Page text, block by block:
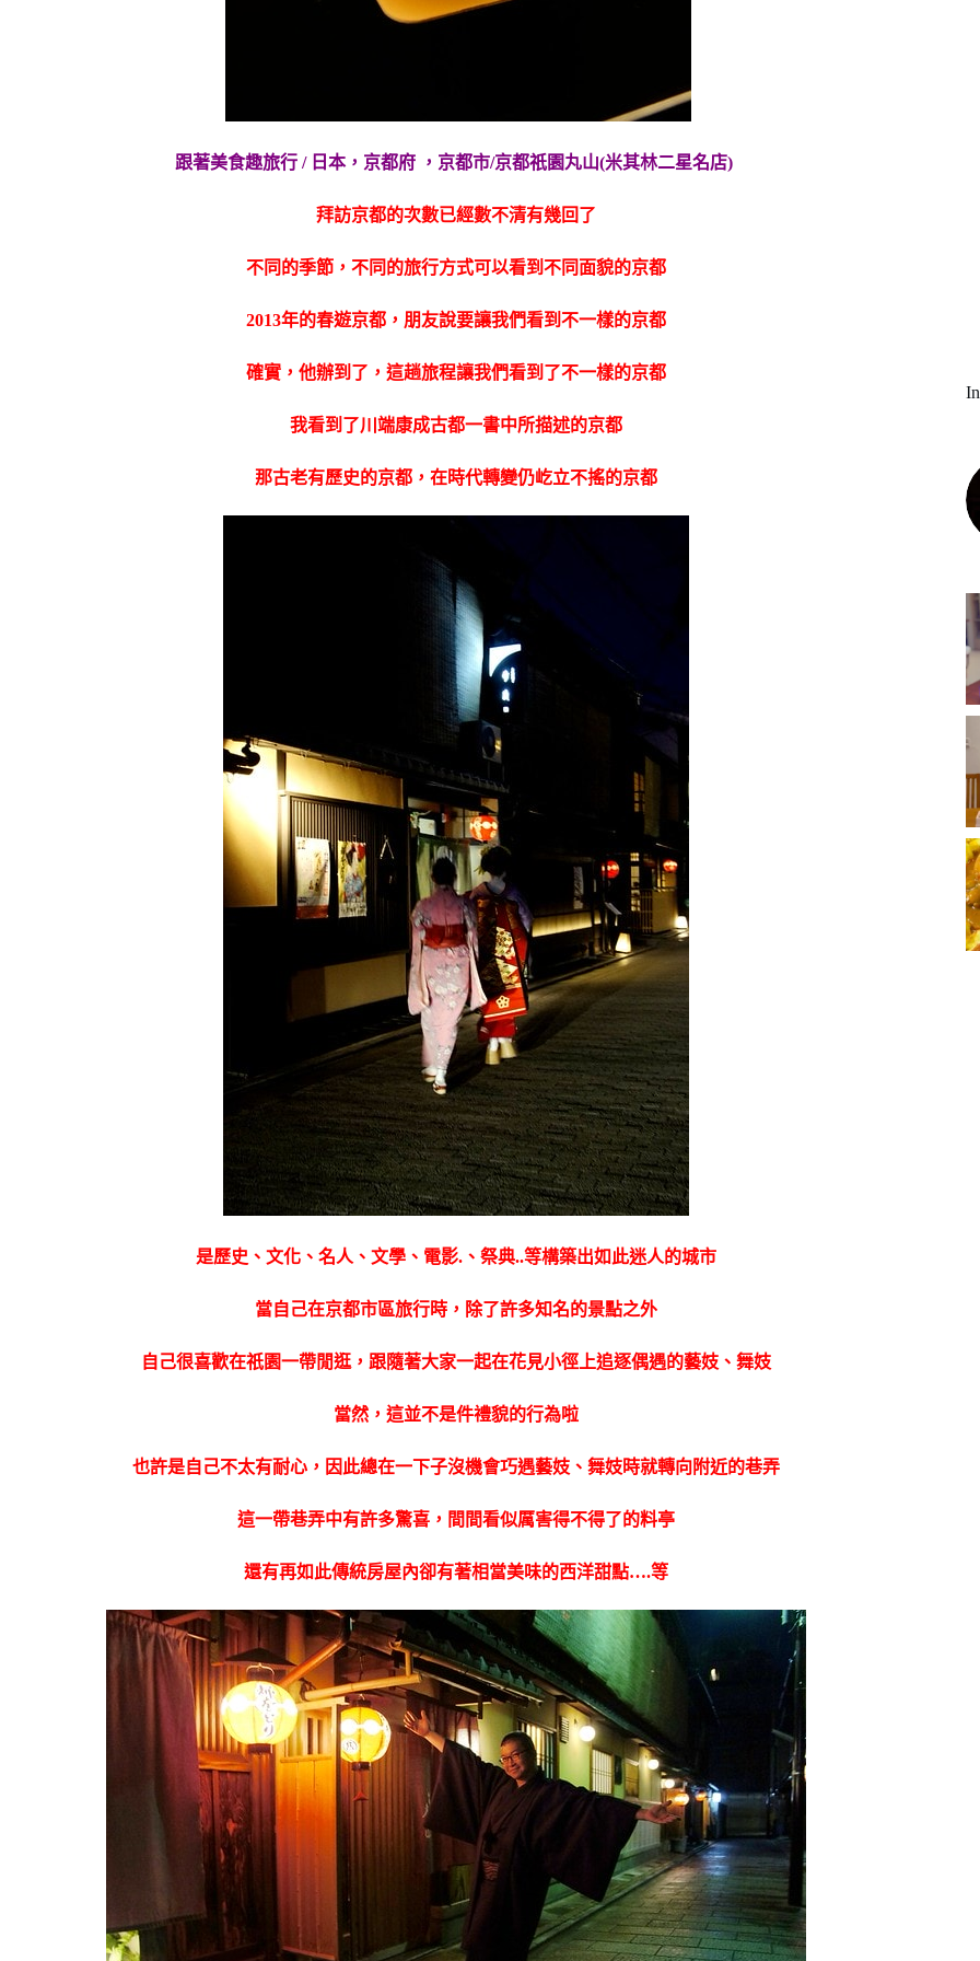
跟著美食趣旅行 / 日本，京都府 ，京都市/京都祇園丸山(米其林二星名店)
拜訪京都的次數已經數不清有幾回了
不同的季節，不同的旅行方式可以看到不同面貌的京都
2013年的春遊京都，朋友說要讓我們看到不一樣的京都
確實，他辦到了，這趟旅程讓我們看到了不一樣的京都
我看到了川端康成古都一書中所描述的京都
那古老有歷史的京都，在時代轉變仍屹立不搖的京都
是歷史、文化、名人、文學、電影.、祭典..等構築出如此迷人的城市
當自己在京都市區旅行時，除了許多知名的景點之外
自己很喜歡在祇園一帶閒逛，跟隨著大家一起在花見小徑上追逐偶遇的藝妓、舞妓
當然，這並不是件禮貌的行為啦
也許是自己不太有耐心，因此總在一下子沒機會巧遇藝妓、舞妓時就轉向附近的巷弄
這一帶巷弄中有許多驚喜，間間看似厲害得不得了的料亭
還有再如此傳統房屋內卻有著相當美味的西洋甜點….等